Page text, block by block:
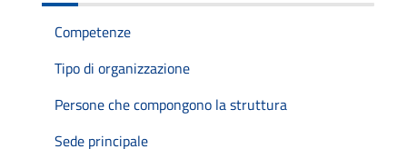
Competenze
Tipo di organizzazione
Persone che compongono la struttura
Sede principale